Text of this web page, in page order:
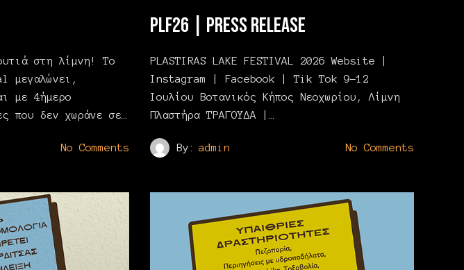
στη λίμνη! Το
μεγαλώνει,
με 4ήμερο
που δεν χωράνε σε…
No Comments
PLF26 | Press Release
PLASTIRAS LAKE FESTIVAL 2026 Website |
Instagram | Facebook | Tik Tok 9-12
Ιουλίου Βοτανικός Κήπος Νεοχωρίου, Λίμνη
Πλαστήρα ΤΡΑΓΟΥΔΑ |…
By: admin No Comments